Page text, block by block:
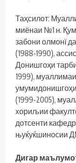
Таҳсилот:
миёнаи №1 н.
забони олмонї
(1988-1990),
Донишгоҳи
1999),
(1999-2005),
хориљии
дотсенти
њуќуќшиносии
Дигар